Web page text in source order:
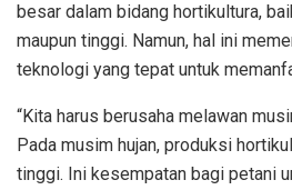
besar dalam bidang hortikultura,
maupun tinggi. Namun, hal ini
teknologi yang tepat untuk
“Kita harus berusaha melawan
Pada musim hujan, produksi
tinggi. Ini kesempatan bagi petani